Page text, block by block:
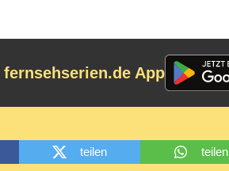
fernsehserien.de App
teilen teilen